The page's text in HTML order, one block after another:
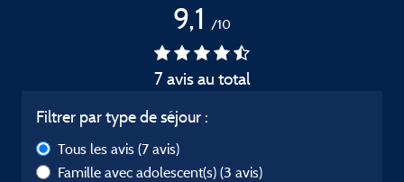
9,1 /10
7 avis au total
Filtrer par type de séjour :
Tous les avis (7 avis)
Famille avec adolescent(s) (3 avis)